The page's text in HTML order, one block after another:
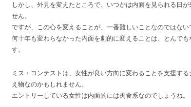
しかし、外見を変えたところで、いつかは内面を見られる日
せん。
ですが、この心を変えることが、一番難しいことなのではない
何十年も変わらなかった内面を劇的に変えることは、とんで
す。
ミス・コンテストは、女性が良い方向に変わることを支援す
え物なのかもしれません。
エントリーしている女性は内面的には肉食系なのでしょうね。